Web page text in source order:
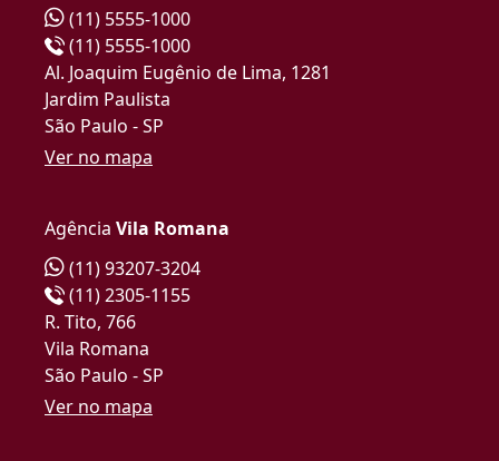
(11) 5555-1000
(11) 5555-1000
Al. Joaquim Eugênio de Lima, 1281
Jardim Paulista
São Paulo - SP
Ver no mapa
Agência Vila Romana
(11) 93207-3204
(11) 2305-1155
R. Tito, 766
Vila Romana
São Paulo - SP
Ver no mapa